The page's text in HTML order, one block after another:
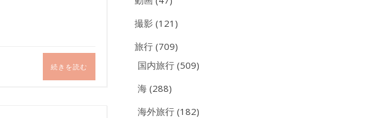
続きを読む
撮影 (121)
旅行 (709)
国内旅行 (509)
海 (288)
海外旅行 (182)